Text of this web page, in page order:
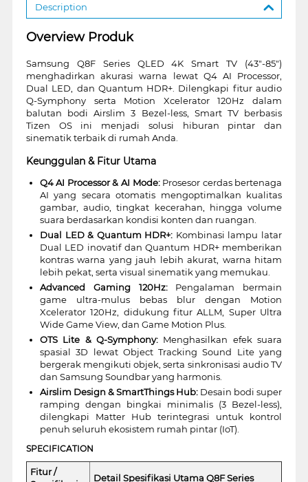
Description
Overview Produk
Samsung Q8F Series QLED 4K Smart TV (43"-85")
menghadirkan akurasi warna lewat Q4 AI Processor,
Dual LED, dan Quantum HDR+. Dilengkapi fitur audio
Q-Symphony serta Motion Xcelerator 120Hz dalam
balutan bodi Airslim 3 Bezel-less, Smart TV berbasis
Tizen OS ini menjadi solusi hiburan pintar dan
sinematik terbaik di rumah Anda.
Keunggulan & Fitur Utama
Q4 AI Processor & AI Mode:Prosesor cerdas bertenaga
AI yang secara otomatis mengoptimalkan kualitas
gambar, audio, tingkat kecerahan, hingga volume
suara berdasarkan kondisi konten dan ruangan.
Dual LED & Quantum HDR+: Kombinasi lampu latar
Dual LED inovatif dan Quantum HDR+ memberikan
kontras warna yang jauh lebih akurat, warna hitam
lebih pekat, serta visual sinematik yang memukau.
Advanced Gaming 120Hz:Pengalaman bermain
game ultra-mulus bebas blur dengan Motion
Xcelerator 120Hz, didukung fitur ALLM, Super Ultra
Wide Game View, dan Game Motion Plus.
OTS Lite & Q-Symphony: Menghasilkan efek suara
spasial 3D lewat Object Tracking Sound Lite yang
bergerak mengikuti objek, serta sinkronisasi audio TV
dan Samsung Soundbar yang harmonis.
Airslim Design & SmartThings Hub: Desain bodi super
ramping dengan bingkai minimalis (3 Bezel-less),
dilengkapi Matter Hub terintegrasi untuk kontrol
penuh seluruh ekosistem rumah pintar (IoT).
SPECIFICATION
Fitur /
Detail Spesifikasi Utama Q8F Series